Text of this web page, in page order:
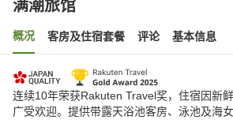
满潮旅馆
概况 客房及住宿套餐 评论 基本信息
连续10年荣获Rakuten Travel奖，住宿因新
广受欢迎。提供带露天浴池客房、泳池及海